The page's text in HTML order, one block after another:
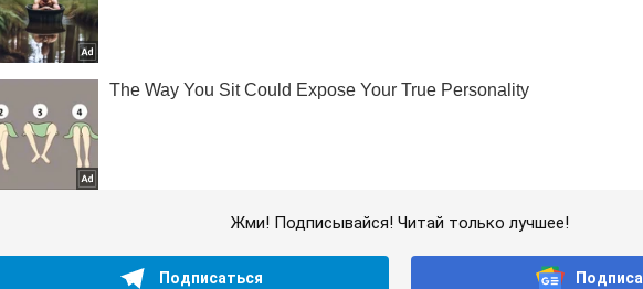
Жми! Подписывайся! Читай только лучшее!
Подписаться